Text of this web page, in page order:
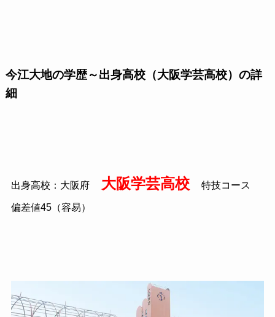
今江大地の学歴～出身高校（大阪学芸高校）の詳
細
出身高校：大阪府 大阪学芸高校 特技コース
偏差値45（容易）